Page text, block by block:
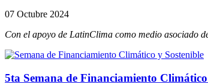
07 Octubre 2024
Con el apoyo de LatinClima como medio asociado
5ta Semana de Financiamiento